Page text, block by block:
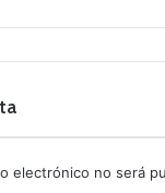
electrónico no será